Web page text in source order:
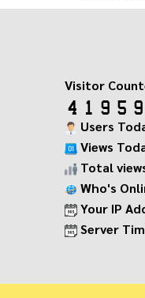
Visitor
Users
Views
Total
Who's
Your IP
Server